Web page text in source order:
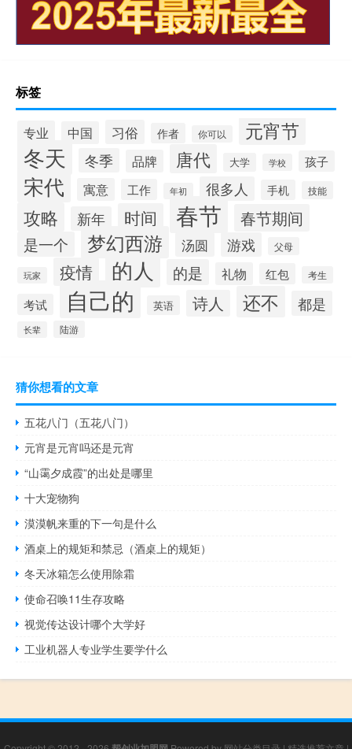
标签
专业 中国 习俗 作者 你可以 元宵节
冬天 冬季 品牌 唐代 大学 学校 孩子
宋代 寓意 工作 年初 很多人 手机 技能
攻略 新年 时间 春节 春节期间
是一个 梦幻西游 汤圆 游戏 父母
玩家 疫情 的人 的是 礼物 红包 考生
考试 自己的 英语 诗人 还不 都是
长辈 陆游
猜你想看的文章
五花八门（五花八门）
元宵是元宵吗还是元宵
“山霭夕成霞”的出处是哪里
十大宠物狗
漠漠帆来重的下一句是什么
酒桌上的规矩和禁忌（酒桌上的规矩）
冬天冰箱怎么使用除霜
使命召唤11生存攻略
视觉传达设计哪个大学好
工业机器人专业学生要学什么